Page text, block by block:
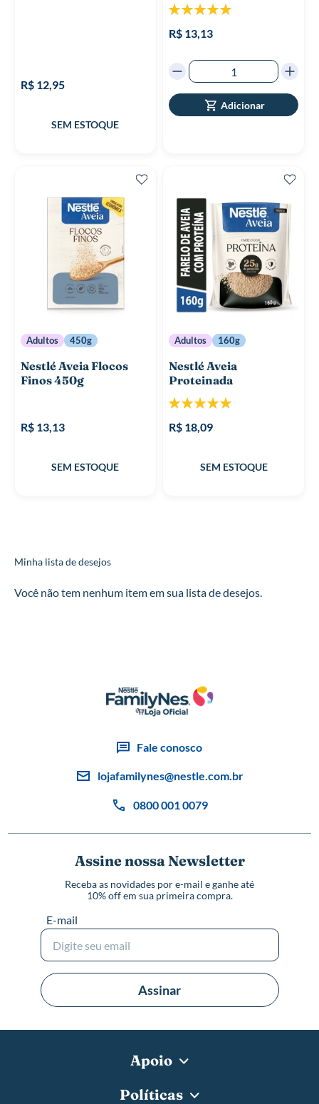
R$ 12,95
Classificação:
R$ 13,13
Adicionar
Adultos 450g
Nestlé Aveia Flocos
Finos 450g
R$ 13,13
Adultos 160g
Nestlé Aveia
Proteinada
Classificação:
R$ 18,09
Minha lista de desejos
Você não tem nenhum item em sua lista de desejos.
Fale conosco
lojafamilynes@nestle.com.br
0800 001 0079
Assine nossa Newsletter
Receba as novidades por e-mail e ganhe até
10% off em sua primeira compra.
E-mail
Assinar
Apoio
Políticas